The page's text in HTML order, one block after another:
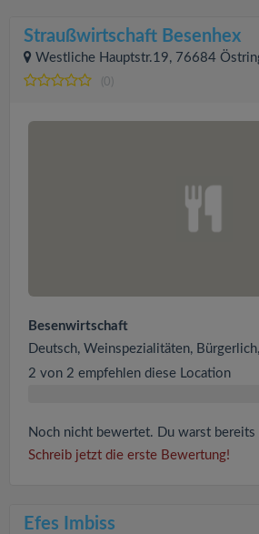
Straußwirtschaft Besenhex
Westliche Hauptstr.19, 76684
(0)
Besenwirtschaft
Deutsch, Weinspezialitäten,
2 von 2 empfehlen diese Location
Noch nicht bewertet. Du warst bereits
Schreib jetzt die erste Bewertung!
Efes Imbiss